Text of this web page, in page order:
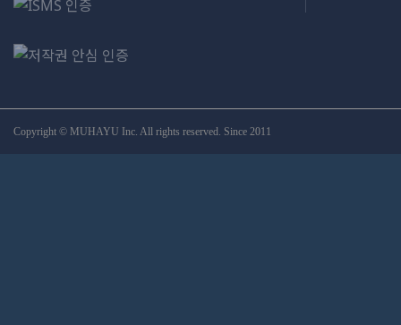
Copyright © MUHAYU Inc. All rights reserved. Since 2011